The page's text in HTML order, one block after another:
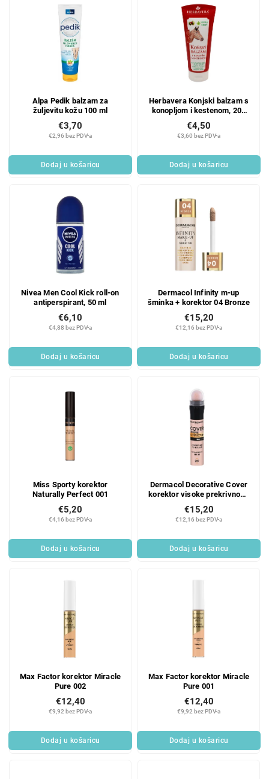
Alpa Pedik balzam za
žuljevitu kožu 100 ml
€2,96 bez PDV-a
€3,70
Dodaj u košaricu
Herbavera Konjski balzam s
konopljom i kestenom, 200
ml
€3,60 bez PDV-a
€4,50
Dodaj u košaricu
Nivea Men Cool Kick roll-on
antiperspirant, 50 ml
€4,88 bez PDV-a
€6,10
Dodaj u košaricu
Dermacol Infinity m-up
šminka + korektor 04 Bronze
€12,16 bez PDV-a
€15,20
Dodaj u košaricu
Miss Sporty korektor
Naturally Perfect 001
€4,16 bez PDV-a
€5,20
Dodaj u košaricu
Dermacol Decorative Cover
korektor visoke prekrivnosti
€12,16 bez PDV-a
€15,20
Dodaj u košaricu
Max Factor korektor Miracle
Pure 002
€9,92 bez PDV-a
€12,40
Dodaj u košaricu
Max Factor korektor Miracle
Pure 001
€9,92 bez PDV-a
€12,40
Dodaj u košaricu